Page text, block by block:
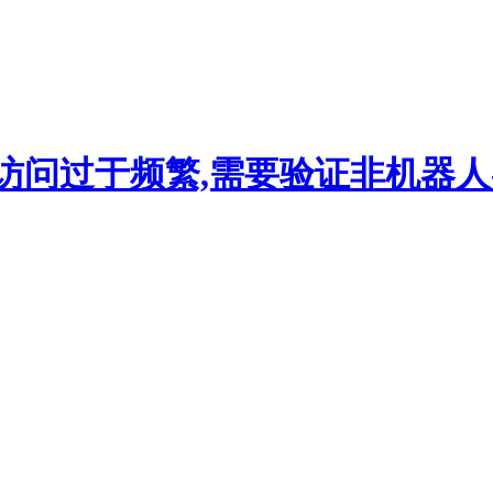
问过于频繁,需要验证非机器